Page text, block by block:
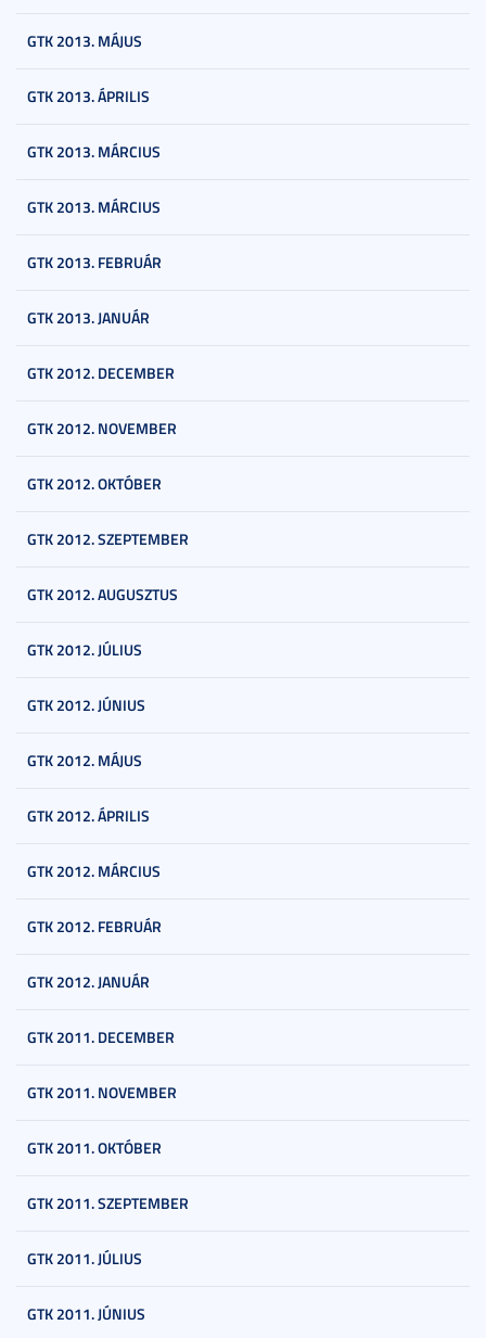
GTK 2013. MÁJUS
GTK 2013. ÁPRILIS
GTK 2013. MÁRCIUS
GTK 2013. MÁRCIUS
GTK 2013. FEBRUÁR
GTK 2013. JANUÁR
GTK 2012. DECEMBER
GTK 2012. NOVEMBER
GTK 2012. OKTÓBER
GTK 2012. SZEPTEMBER
GTK 2012. AUGUSZTUS
GTK 2012. JÚLIUS
GTK 2012. JÚNIUS
GTK 2012. MÁJUS
GTK 2012. ÁPRILIS
GTK 2012. MÁRCIUS
GTK 2012. FEBRUÁR
GTK 2012. JANUÁR
GTK 2011. DECEMBER
GTK 2011. NOVEMBER
GTK 2011. OKTÓBER
GTK 2011. SZEPTEMBER
GTK 2011. JÚLIUS
GTK 2011. JÚNIUS